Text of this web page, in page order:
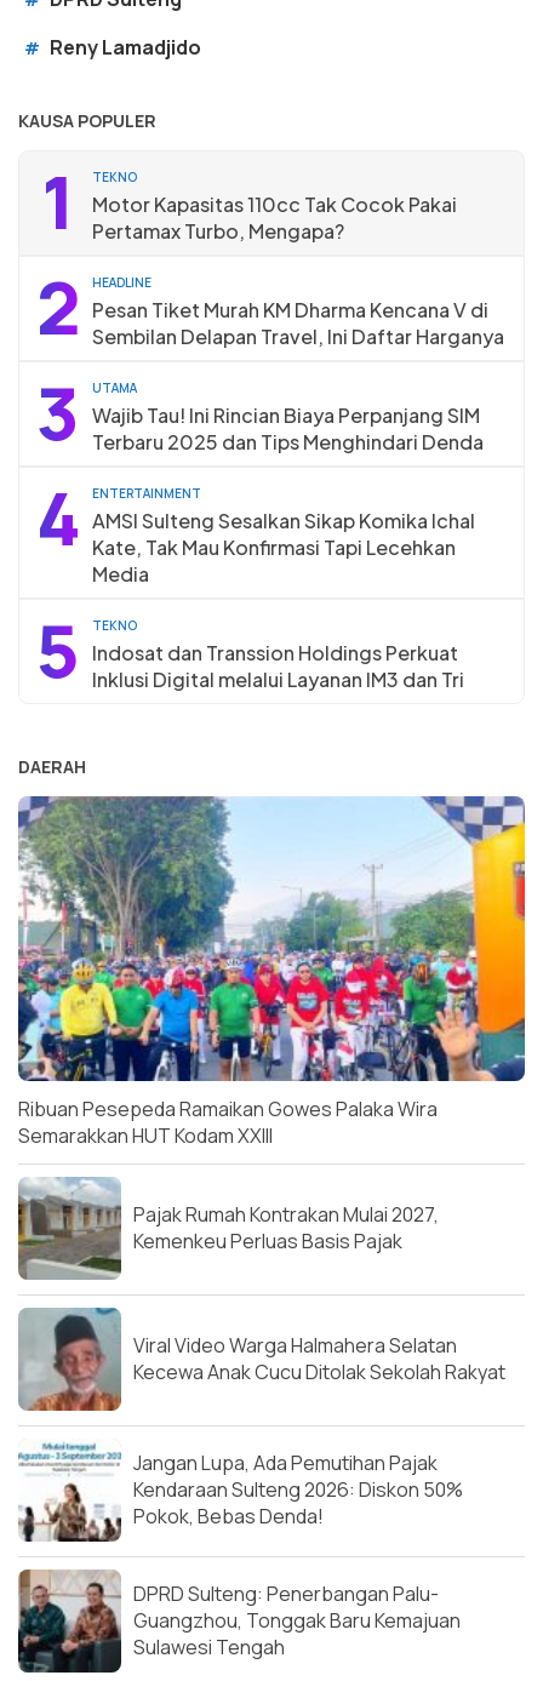
# Reny Lamadjido
KAUSA POPULER
1 TEKNO
Motor Kapasitas 110cc Tak Cocok Pakai
Pertamax Turbo, Mengapa?
2 HEADLINE
Pesan Tiket Murah KM Dharma Kencana V di
Sembilan Delapan Travel, Ini Daftar Harganya
3 UTAMA
Wajib Tau! Ini Rincian Biaya Perpanjang SIM
Terbaru 2025 dan Tips Menghindari Denda
4 ENTERTAINMENT
AMSI Sulteng Sesalkan Sikap Komika Ichal
Kate, Tak Mau Konfirmasi Tapi Lecehkan
Media
5 TEKNO
Indosat dan Transsion Holdings Perkuat
Inklusi Digital melalui Layanan IM3 dan Tri
DAERAH
Ribuan Pesepeda Ramaikan Gowes Palaka Wira
Semarakkan HUT Kodam XXIII
Pajak Rumah Kontrakan Mulai 2027,
Kemenkeu Perluas Basis Pajak
Viral Video Warga Halmahera Selatan
Kecewa Anak Cucu Ditolak Sekolah Rakyat
Jangan Lupa, Ada Pemutihan Pajak
Kendaraan Sulteng 2026: Diskon 50%
Pokok, Bebas Denda!
DPRD Sulteng: Penerbangan Palu-
Guangzhou, Tonggak Baru Kemajuan
Sulawesi Tengah